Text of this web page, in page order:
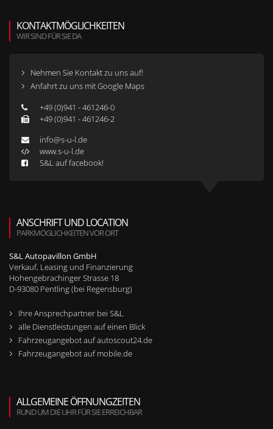
KONTAKTMÖGLICHKEITEN
WIR SIND FÜR SIE DA
Nehmen Sie Kontakt zu uns auf!
Anfahrt zu uns mit Google Maps
+49 (0)941 - 461246-0
+49 (0)941 - 461246-2
info@s-u-l.de
www.s-u-l.de
S&L auf facebook!
ANSCHRIFT UND LOCATION
PARKMÖGLICHKEITEN VOR ORT
S&L Autopavillon GmbH
Verkauf, Leasing und Finanzierung
Hohengebrachinger Strasse 18
D-93080 Pentling (bei Regensburg)
Ihre Ansprechpartner bei S&L
alle Dienstleistungen auf einen Blick
Fahrzeugangebot auf autoscout24.de
Fahrzeugangebot auf mobile.de
ALLGEMEINE ÖFFNUNGZEITEN
RUND UM DIE UHR FÜR SIE ERREICHBAR